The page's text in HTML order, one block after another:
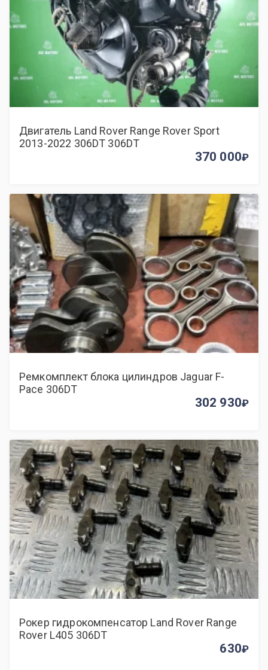
Двигатель Land Rover Range Rover Sport
2013-2022 306DT 306DT
370 000
Ремкомплект блока цилиндров Jaguar F-
Pace 306DT
302 930
Рокер гидрокомпенсатор Land Rover Range
Rover L405 306DT
630